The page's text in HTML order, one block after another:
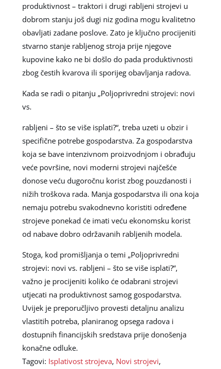
produktivnost – traktori i drugi rabljeni strojevi u
dobrom stanju još dugi niz godina mogu kvalitetno
obavljati zadane poslove. Zato je ključno procijeniti
stvarno stanje rabljenog stroja prije njegove
kupovine kako ne bi došlo do pada produktivnosti
zbog čestih kvarova ili sporijeg obavljanja radova.
Kada se radi o pitanju „Poljoprivredni strojevi: novi
vs.
rabljeni – što se više isplati?“, treba uzeti u obzir i
specifične potrebe gospodarstva. Za gospodarstva
koja se bave intenzivnom proizvodnjom i obrađuju
veće površine, novi moderni strojevi najčešće
donose veću dugoročnu korist zbog pouzdanosti i
nižih troškova rada. Manja gospodarstva ili ona koja
nemaju potrebu svakodnevno koristiti određene
strojeve ponekad će imati veću ekonomsku korist
od nabave dobro održavanih rabljenih modela.
Stoga, kod promišljanja o temi „Poljoprivredni
strojevi: novi vs. rabljeni – što se više isplati?“,
važno je procijeniti koliko će odabrani strojevi
utjecati na produktivnost samog gospodarstva.
Uvijek je preporučljivo provesti detaljnu analizu
vlastitih potreba, planiranog opsega radova i
dostupnih financijskih sredstava prije donošenja
konačne odluke.
Tagovi: Isplativost strojeva, Novi strojevi,